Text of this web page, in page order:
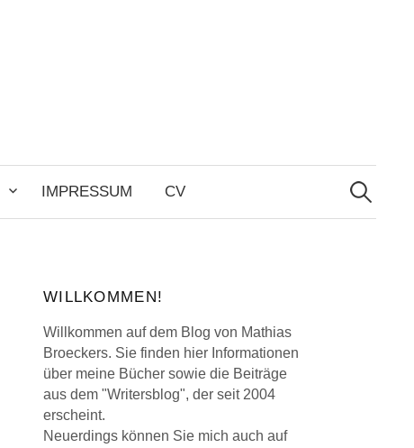
IMPRESSUM CV
Search
for:
WILLKOMMEN!
Willkommen auf dem Blog von Mathias
Broeckers. Sie finden hier Informationen
über meine Bücher sowie die Beiträge
aus dem "Writersblog", der seit 2004
erscheint.
Neuerdings können Sie mich auch auf